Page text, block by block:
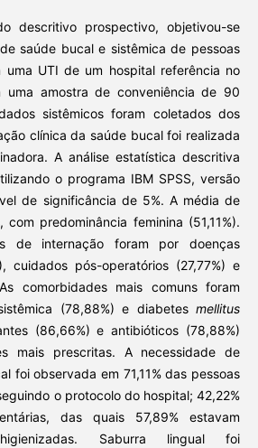
descritivo prospectivo, objetivou-se
saúde bucal e sistêmica de pessoas
uma UTI de um hospital referência no
uma amostra de conveniência de 90
sistêmicos foram coletados dos
clínica da saúde bucal foi realizada
A análise estatística descritiva
o programa IBM SPSS, versão
de significância de 5%. A média de
predominância feminina (51,11%).
de internação foram por doenças
cuidados pós-operatórios (27,77%) e
comorbidades mais comuns foram
(78,88%) e diabetesmellitus
(86,66%) e antibióticos (78,88%)
mais prescritas. A necessidade de
foi observada em 71,11% das pessoas
o protocolo do hospital; 42,22%
das quais 57,89% estavam
higienizadas. Saburra lingual foi